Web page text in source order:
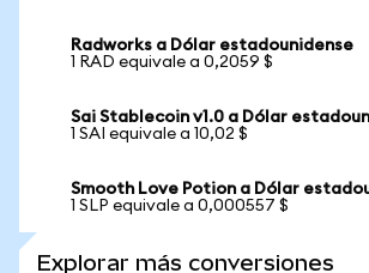
Radworks a Dólar estadounidense
1 RAD equivale a 0,2059 $
Sai Stablecoin v1.0 a Dólar
1 SAI equivale a 10,02 $
Smooth Love Potion a Dólar
1 SLP equivale a 0,000557 $
Explorar más conversiones